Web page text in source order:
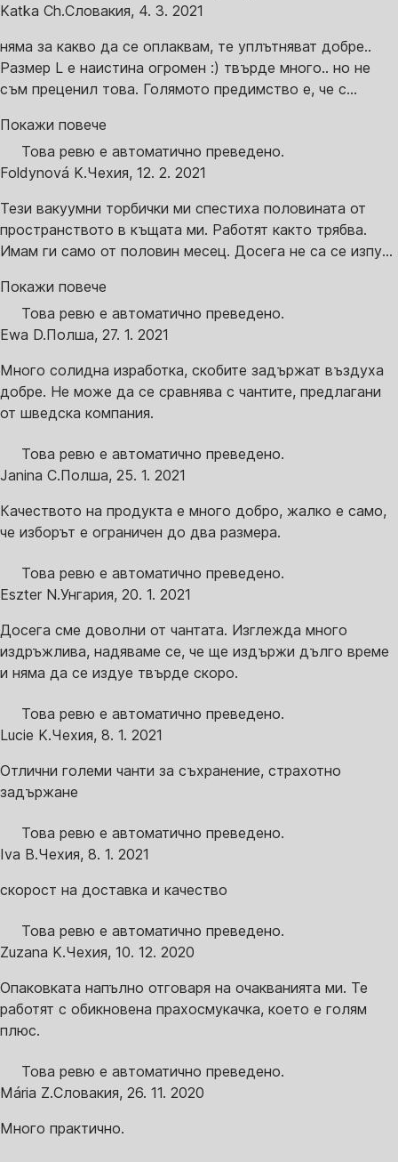
Katka Ch.Словакия, 4. 3. 2021
няма за какво да се оплаквам, те уплътняват добре..
Размер L е наистина огромен :) твърде много.. но не
съм преценил това. Голямото предимство е, че с...
Покажи повече
Това ревю е автоматично преведено.
Foldynová K.Чехия, 12. 2. 2021
Тези вакуумни торбички ми спестиха половината от
пространството в къщата ми. Работят както трябва.
Имам ги само от половин месец. Досега не са се изпу...
Покажи повече
Това ревю е автоматично преведено.
Ewa D.Полша, 27. 1. 2021
Много солидна изработка, скобите задържат въздуха
добре. Не може да се сравнява с чантите, предлагани
от шведска компания.
Това ревю е автоматично преведено.
Janina C.Полша, 25. 1. 2021
Качеството на продукта е много добро, жалко е само,
че изборът е ограничен до два размера.
Това ревю е автоматично преведено.
Eszter N.Унгария, 20. 1. 2021
Досега сме доволни от чантата. Изглежда много
издръжлива, надяваме се, че ще издържи дълго време
и няма да се издуе твърде скоро.
Това ревю е автоматично преведено.
Lucie K.Чехия, 8. 1. 2021
Отлични големи чанти за съхранение, страхотно
задържане
Това ревю е автоматично преведено.
Iva B.Чехия, 8. 1. 2021
скорост на доставка и качество
Това ревю е автоматично преведено.
Zuzana K.Чехия, 10. 12. 2020
Опаковката напълно отговаря на очакванията ми. Те
работят с обикновена прахосмукачка, което е голям
плюс.
Това ревю е автоматично преведено.
Mária Z.Словакия, 26. 11. 2020
Много практично.